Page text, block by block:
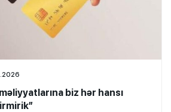
biz hər hansı